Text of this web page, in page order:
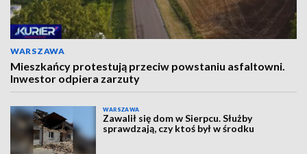
WARSZAWA
Mieszkańcy protestują przeciw powstaniu asfaltowni.
Inwestor odpiera zarzuty
WARSZAWA
Zawalił się dom w Sierpcu. Służby
sprawdzają, czy ktoś był w środku